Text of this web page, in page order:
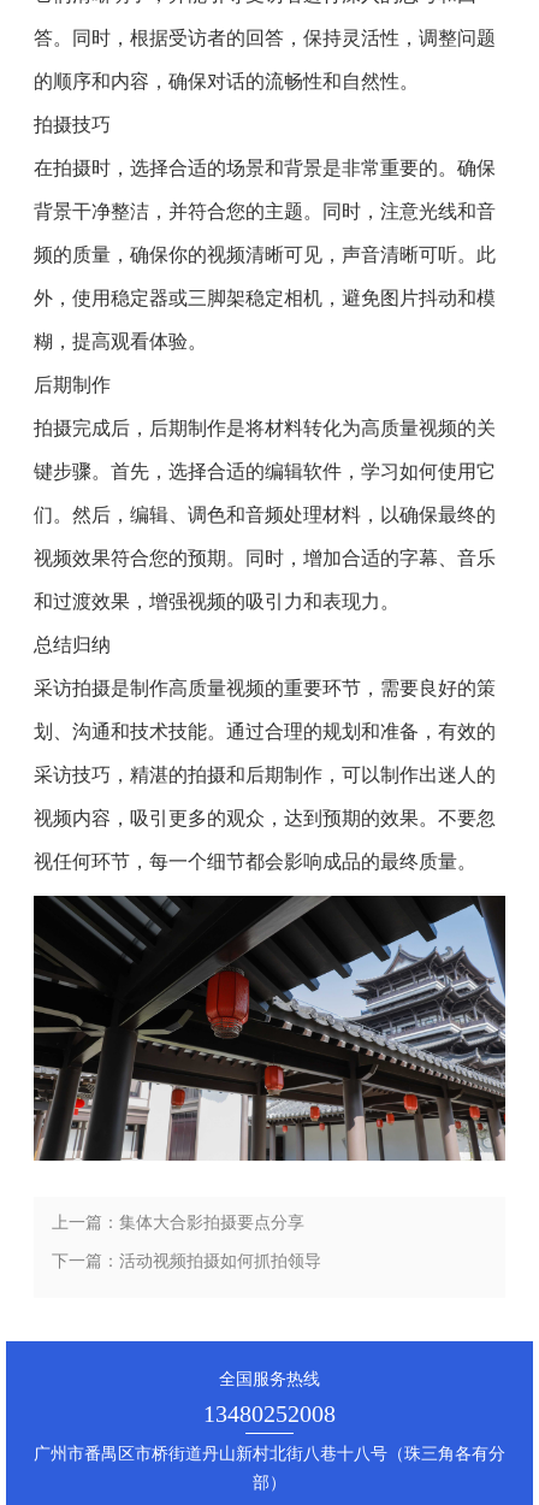
答。同时，根据受访者的回答，保持灵活性，调整问题
的顺序和内容，确保对话的流畅性和自然性。
拍摄技巧
在拍摄时，选择合适的场景和背景是非常重要的。确保
背景干净整洁，并符合您的主题。同时，注意光线和音
频的质量，确保你的视频清晰可见，声音清晰可听。此
外，使用稳定器或三脚架稳定相机，避免图片抖动和模
糊，提高观看体验。
后期制作
拍摄完成后，后期制作是将材料转化为高质量视频的关
键步骤。首先，选择合适的编辑软件，学习如何使用它
们。然后，编辑、调色和音频处理材料，以确保最终的
视频效果符合您的预期。同时，增加合适的字幕、音乐
和过渡效果，增强视频的吸引力和表现力。
总结归纳
采访拍摄是制作高质量视频的重要环节，需要良好的策
划、沟通和技术技能。通过合理的规划和准备，有效的
采访技巧，精湛的拍摄和后期制作，可以制作出迷人的
视频内容，吸引更多的观众，达到预期的效果。不要忽
视任何环节，每一个细节都会影响成品的最终质量。
上一篇：集体大合影拍摄要点分享
下一篇：活动视频拍摄如何抓拍领导
全国服务热线
13480252008
广州市番禺区市桥街道丹山新村北街八巷十八号（珠三角各有分
部）